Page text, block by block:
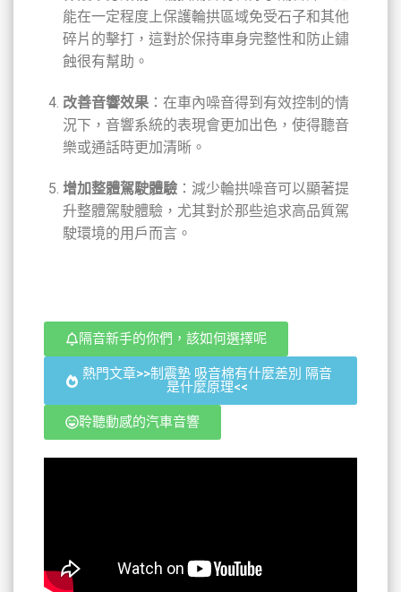
能在一定程度上保護輪拱區域免受石子和其他
碎片的擊打，這對於保持車身完整性和防止鏽
蝕很有幫助。
改善音響效果：在車內噪音得到有效控制的情
況下，音響系統的表現會更加出色，使得聽音
樂或通話時更加清晰。
增加整體駕駛體驗：減少輪拱噪音可以顯著提
升整體駕駛體驗，尤其對於那些追求高品質駕
駛環境的用戶而言。
隔音新手的你們，該如何選擇呢
熱門文章>>制震墊 吸音棉有什麼差別 隔音
是什麼原理<<
聆聽動感的汽車音響